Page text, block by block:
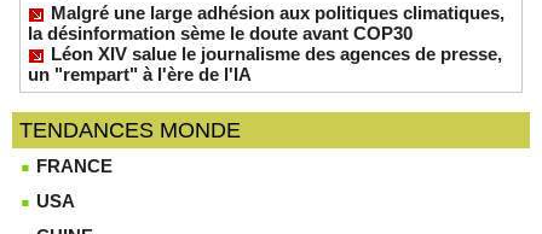
Malgré une large adhésion aux politiques climatiques,
la désinformation sème le doute avant COP30
Léon XIV salue le journalisme des agences de presse,
un "rempart" à l'ère de l'IA
TENDANCES MONDE
FRANCE
USA